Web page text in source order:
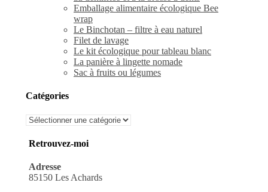
Emballage alimentaire écologique Bee
wrap
Le Binchotan – filtre à eau naturel
Filet de lavage
Le kit écologique pour tableau blanc
La panière à lingette nomade
Sac à fruits ou légumes
Catégories
Catégories
Retrouvez-moi
Adresse
85150 Les Achards